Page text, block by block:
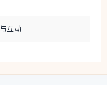
次跨越千年的人性对
互动